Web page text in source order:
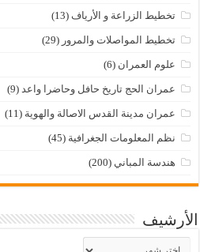
تخطيط الزراعة و الأرياف (13)
تخطيط المواصلات والمرور (29)
علوم العمران (6)
عمران الحج تاريخ حافل وحاضرا واعد (9)
عمران مدينة القدس الاصالة والهوية (11)
نظم المعلومات الجغرافية (45)
هندسة المباني (200)
الأرشيف